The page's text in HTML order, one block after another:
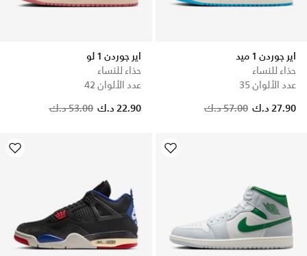
اير جوردن 1 ميد
حذاء للنساء
عدد الألوان 35
Price reduced from
57.00 د.ك to 27.90 د.ك
اير جوردن 1 لو
حذاء للنساء
عدد الألوان 42
Price reduced from
53.00 د.ك to 22.90 د.ك